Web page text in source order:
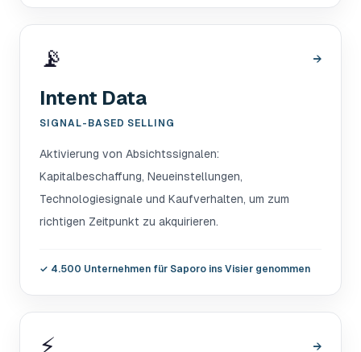
📡 →
Intent Data
SIGNAL-BASED SELLING
Aktivierung von Absichtssignalen:
Kapitalbeschaffung, Neueinstellungen,
Technologiesignale und Kaufverhalten, um zum
richtigen Zeitpunkt zu akquirieren.
✓ 4.500 Unternehmen für Saporo ins Visier genommen
⚡ →